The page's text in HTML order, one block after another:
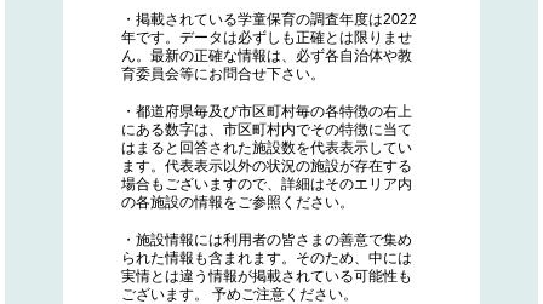
・掲載されている学童保育の調査年度は2022
年です。データは必ずしも正確とは限りませ
ん。最新の正確な情報は、必ず各自治体や教
育委員会等にお問合せ下さい。
・都道府県毎及び市区町村毎の各特徴の右上
にある数字は、市区町村内でその特徴に当て
はまると回答された施設数を代表表示してい
ます。代表表示以外の状況の施設が存在する
場合もございますので、詳細はそのエリア内
の各施設の情報をご参照ください。
・施設情報には利用者の皆さまの善意で集め
られた情報も含まれます。そのため、中には
実情とは違う情報が掲載されている可能性も
ございます。 予めご注意ください。